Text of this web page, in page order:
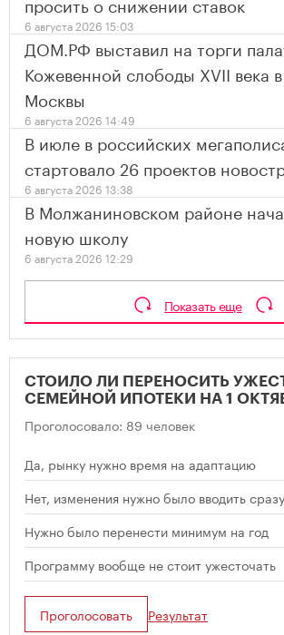
6 августа 2026 15:03
ДОМ.РФ выставил на торги
Кожевенной слободы XVII века
Москвы
6 августа 2026 14:49
В июле в российских
стартовало 26 проектов
6 августа 2026 13:38
В Молжаниновском районе
новую школу
6 августа 2026 12:29
Показать еще
СТОИЛО ЛИ ПЕРЕНОСИТЬ
СЕМЕЙНОЙ ИПОТЕКИ НА 1
Проголосовало: 89 человек
Да, рынку нужно время на адаптацию
Нет, изменения нужно было вводить сразу
Нужно было перенести минимум на год
Программу вообще не стоит ужесточать
Проголосовать Результат